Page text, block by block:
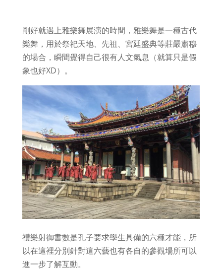
剛好就遇上雅樂舞展演的時間，雅樂舞是一種古代
樂舞，用於祭祀天地、先祖、宮廷盛典等莊嚴肅穆
的場合，瞬間覺得自己很有人文氣息（就算只是假
象也好XD）。
禮樂射御書數是孔子要求學生具備的六種才能，所
以在這裡分別針對這六藝也有各自的參觀場所可以
進一步了解互動。